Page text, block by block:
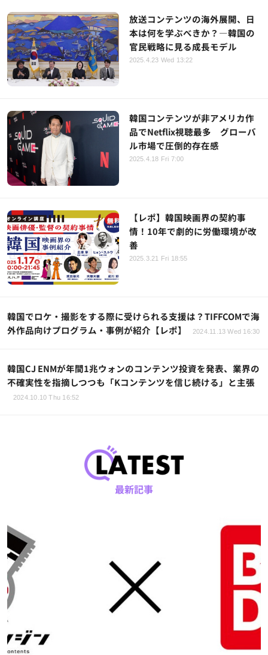
放送コンテンツの海外展開、日
本は何を学ぶべきか？―韓国の
官民戦略に見る成長モデル
2025.4.23 Wed 13:22
韓国コンテンツが非アメリカ作
品でNetflix視聴最多 グローバ
ル市場で圧倒的存在感
2025.4.18 Fri 7:00
【レポ】韓国映画界の契約事
情！10年で劇的に労働環境が改
善
2025.3.21 Fri 18:55
韓国でロケ・撮影をする際に受けられる支援は？TIFFCOMで海
外作品向けプログラム・事例が紹介【レポ】
2024.11.13 Wed 16:30
韓国CJ ENMが年間1兆ウォンのコンテンツ投資を発表、業界の
不確実性を指摘しつつも「Kコンテンツを信じ続ける」と主張
2024.10.10 Thu 16:52
最新記事